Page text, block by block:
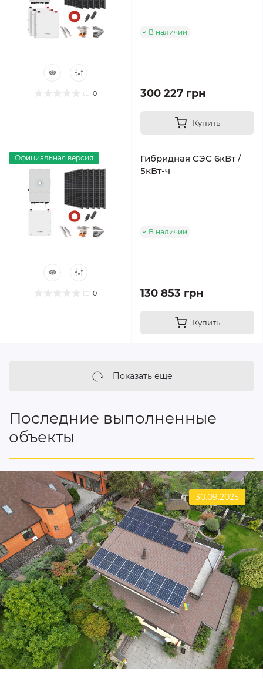
0
В наличии
300 227 грн
Купить
Официальная версия
0
Гибридная СЭС 6кВт /
5кВт-ч
В наличии
130 853 грн
Купить
Показать еще
Последние выполненные
объекты
30.09.2025